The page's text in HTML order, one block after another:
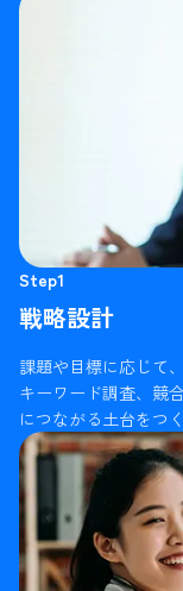
Step1
戦略設計
課題や目標に応じて
キーワード調査、競
につながる土台をつ